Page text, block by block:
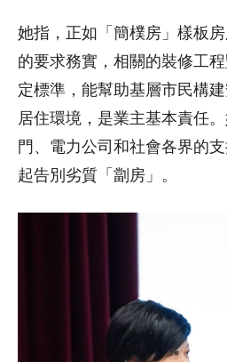
她指，正如「簡樸房」樣板房
的要求務實，相關的裝修工
定標準，能幫助基層市民構
居住環境，是業主基本責任
門、電力公司和社會各界的
起告別劣質「劏房」。